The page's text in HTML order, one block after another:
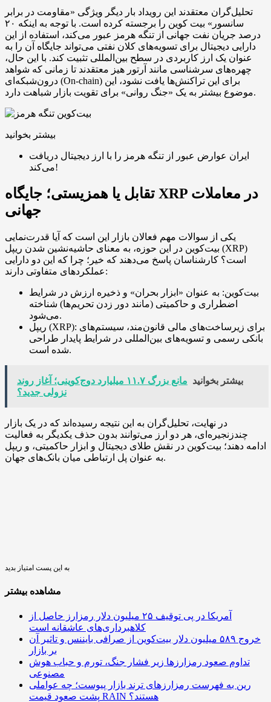
تحلیل‌گران معتقدند این رویداد بار دیگر ویژگی «مقاومت در برابر
سانسور» بیت کوین را برجسته کرده است. با توجه به اینکه ۲۰
درصد جریان نفت جهانی از تنگه هرمز عبور می‌کند، استفاده از این
دارایی دیجیتال برای تسویه‌های کلان نفتی می‌تواند جایگاه آن را به
عنوان یک ارز کاربردی در سطح بین‌المللی تثبیت کند. با این حال،
چهره‌های سرشناسی مانند آرتور هیز معتقدند تا زمانی که شواهد
درون‌شبکه‌ای (On-chain) برای این تراکنش‌ها یافت نشود، این
موضوع بیشتر به یک «جنگ روانی» برای تقویت بازار شباهت دارد.
بیشتر بخوانید
ایران عوارض عبور از تنگه هرمز را با ارز دیجیتال دریافت
می‌کند!
تقابل یا همزیستی؛ جایگاه XRP در معاملات
جهانی
یکی از سوالات مهم فعالان بازار این است که آیا قدرت‌نمایی
بیت‌کوین در این حوزه، به معنای حاشیه‌نشین شدن ریپل (XRP)
است؟ کارشناسان پاسخ می‌دهند که خیر؛ چرا که این دو دارایی
عملکردهای متفاوتی دارند:
بیت‌کوین: به عنوان «ابزار بحران» و ذخیره ارزش در شرایط
اضطراری و حاکمیتی (مانند دور زدن تحریم‌ها) شناخته
می‌شود.
ریپل (XRP): برای زیرساخت‌های مالی قانون‌مند، سیستم‌های
بانکی رسمی و تسویه‌های بین‌المللی در شرایط پایدار طراحی
شده است.
بیشتر بخوانید
مانع بزرگ ۱۱.۷ میلیارد دوج‌کوینی؛ آغاز روند
نزولی جدید؟
در نهایت، تحلیل‌گران به این نتیجه رسیده‌اند که در یک بازار
چند‌زنجیره‌ای، هر دو ارز می‌توانند بدون حذف یکدیگر به فعالیت
ادامه دهند؛ بیت‌کوین در نقش طلای دیجیتال و ابزار حاکمیتی، و ریپل
به عنوان پل ارتباطی میان بانک‌های جهان.
به این پست امتیاز بدید
مشاهده بیشتر
آمریکا در پی توقیف ۲۵ میلیون دلار رمزارز حاصل از
کلاهبرداری‌های عاشقانه است
خروج ۵۸۹ میلیون دلار بیت‌کوین از صرافی بایننس و تاثیر آن
بر بازار
تداوم صعود رمزارزها زیر فشار جنگ، تورم و حباب هوش
مصنوعی
رین به فهرست رمزارزهای ترند بازار پیوست؛ چه عواملی
پشت صعود قیمت RAIN هستند؟